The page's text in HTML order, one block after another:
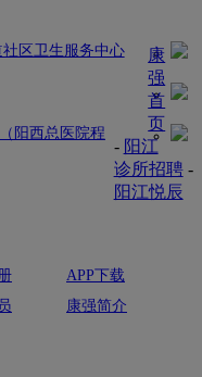
区卫生服务中心
阳西总医院程
康
强
首
页
- 阳江
诊所招聘-
阳江悦辰
APP下载
康强简介